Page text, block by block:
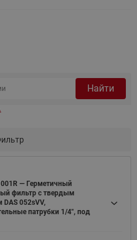
Найти
— Герметичный
фильтр с твердым
DAS 052sVV,
патрубки 1/4", под